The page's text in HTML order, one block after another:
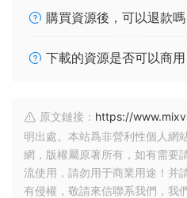
購買資源後，可以退款嗎
下載的資源是否可以商用
原文鏈接： https://
明出處。本站爲非營利性個人網
網，版權屬原著所有，如有需要
流使用，請勿用于商業用途！并
有侵權，敬請來信聯系我們，我